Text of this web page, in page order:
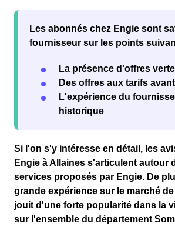
Les abonnés chez Engie sont
fournisseur sur les points
La présence d'offres
Des offres aux tarifs
L'expérience du
historique
Si l'on s'y intéresse en détail, les
Engie à Allaines s'articulent autour
services proposés par Engie. De
grande expérience sur le marché de
jouit d'une forte popularité dans la
sur l'ensemble du département